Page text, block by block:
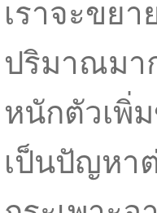
เราจะขย
ปริมาณมา
หนักตัวเพิ่
เป็นปัญหา